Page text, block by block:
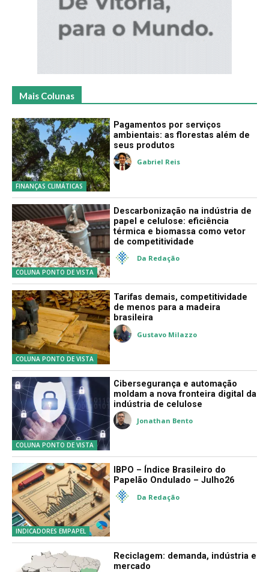
Mais Colunas
FINANÇAS CLIMÁTICAS
Pagamentos por serviços
ambientais: as florestas além de
seus produtos
Gabriel Reis
COLUNA PONTO DE VISTA
Descarbonização na indústria de
papel e celulose: eficiência
térmica e biomassa como vetor
de competitividade
Da Redação
COLUNA PONTO DE VISTA
Tarifas demais, competitividade
de menos para a madeira
brasileira
Gustavo Milazzo
COLUNA PONTO DE VISTA
Cibersegurança e automação
moldam a nova fronteira digital da
indústria de celulose
Jonathan Bento
INDICADORES EMPAPEL
IBPO – Índice Brasileiro do
Papelão Ondulado – Julho26
Da Redação
Reciclagem: demanda, indústria e
mercado